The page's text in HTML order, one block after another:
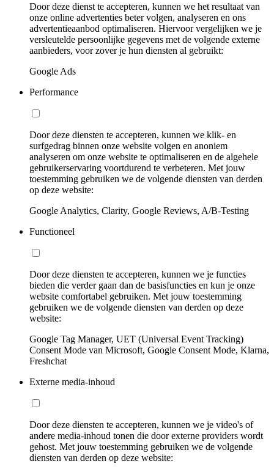
Door deze dienst te accepteren, kunnen we het resultaat van
onze online advertenties beter volgen, analyseren en ons
advertentieaanbod optimaliseren. Hiervoor vergelijken we je
versleutelde persoonlijke gegevens met de volgende externe
aanbieders, voor zover je hun diensten al gebruikt:
Google Ads
Performance
Door deze diensten te accepteren, kunnen we klik- en
surfgedrag binnen onze website volgen en anoniem
analyseren om onze website te optimaliseren en de algehele
gebruikerservaring voortdurend te verbeteren. Met jouw
toestemming gebruiken we de volgende diensten van derden
op deze website:
Google Analytics, Clarity, Google Reviews, A/B-Testing
Functioneel
Door deze diensten te accepteren, kunnen we je functies
bieden die verder gaan dan de basisfuncties en kun je onze
website comfortabel gebruiken. Met jouw toestemming
gebruiken we de volgende diensten van derden op deze
website:
Google Tag Manager, UET (Universal Event Tracking)
Consent Mode van Microsoft, Google Consent Mode, Klarna,
Freshchat
Externe media-inhoud
Door deze diensten te accepteren, kunnen we je video's of
andere media-inhoud tonen die door externe providers wordt
gehost. Met jouw toestemming gebruiken we de volgende
diensten van derden op deze website: